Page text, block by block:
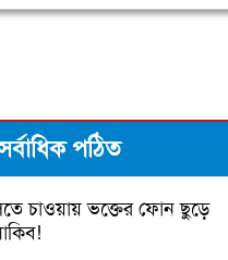
পঠিত
চাওয়ায় ভক্তের ফোন ছুড়ে